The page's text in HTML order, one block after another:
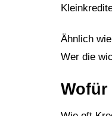
Ähnlich
Wer die
Wofür